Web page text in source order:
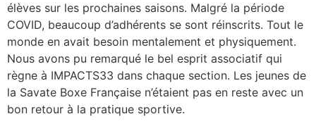
élèves sur les prochaines saisons. Malgré la période
COVID, beaucoup d’adhérents se sont réinscrits. Tout le
monde en avait besoin mentalement et physiquement.
Nous avons pu remarqué le bel esprit associatif qui
règne à IMPACTS33 dans chaque section. Les jeunes de
la Savate Boxe Française n’étaient pas en reste avec un
bon retour à la pratique sportive.